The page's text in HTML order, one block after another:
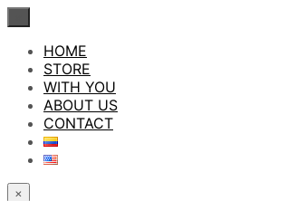
HOME
STORE
WITH YOU
ABOUT US
CONTACT
×